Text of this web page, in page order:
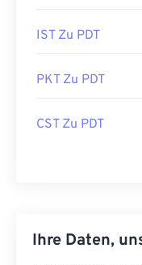
IST Zu PDT
PKT Zu PDT
CST Zu PDT
Ihre Daten,